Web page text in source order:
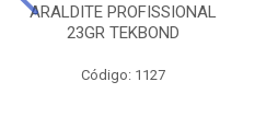
ARALDITE PROFISSIONAL
23GR TEKBOND
Código: 1127